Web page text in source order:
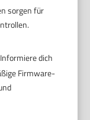
sorgen für
dich
Firmware-